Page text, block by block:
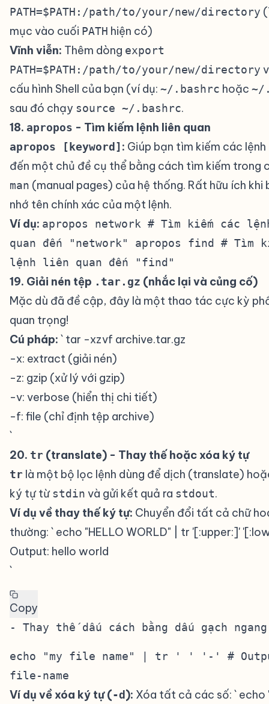
PATH=$PATH:/path/to/your/new/directory
mục vào cuối PATH hiện có)
Vĩnh viễn: Thêm dòng export
PATH=$PATH:/path/to/your/new/directory
cấu hình Shell của bạn (ví dụ: ~/.bashrc hoặc ~/
sau đó chạy source ~/.bashrc.
18. apropos - Tìm kiếm lệnh liên quan
apropos [keyword] : Giúp bạn tìm kiếm các lệnh
đến một chủ đề cụ thể bằng cách tìm kiếm trong
man (manual pages) của hệ thống. Rất hữu ích khi
nhớ tên chính xác của một lệnh.
Ví dụ: apropos network # Tìm kiếm các
quan đến "network" apropos find # Tìm
lệnh liên quan đến "find"
19. Giải nén tệp .tar.gz (nhắc lại và củng cố)
Mặc dù đã đề cập, đây là một thao tác cực kỳ
quan trọng!
Cú pháp: ` tar -xzvf archive.tar.gz
-x: extract (giải nén)
-z: gzip (xử lý với gzip)
-v: verbose (hiển thị chi tiết)
-f: file (chỉ định tệp archive)
`
20. tr (translate) - Thay thế hoặc xóa ký tự
tr là một bộ lọc lệnh dùng để dịch (translate)
ký tự từstdin và gửi kết quả ra stdout.
Ví dụ về thay thế ký tự: Chuyển đổi tất cả chữ
thường: ` echo "HELLO WORLD" | tr '[:upper:]'
Output: hello world
`
Copy
echo "my file name" | tr ' ' '-' #
file-name
Ví dụ về xóa ký tự (-d ): Xóa tất cả các số: ` echo